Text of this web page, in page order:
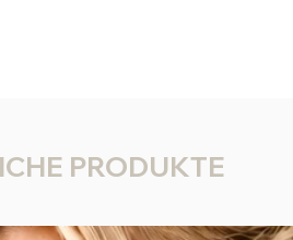
PRODUKTE